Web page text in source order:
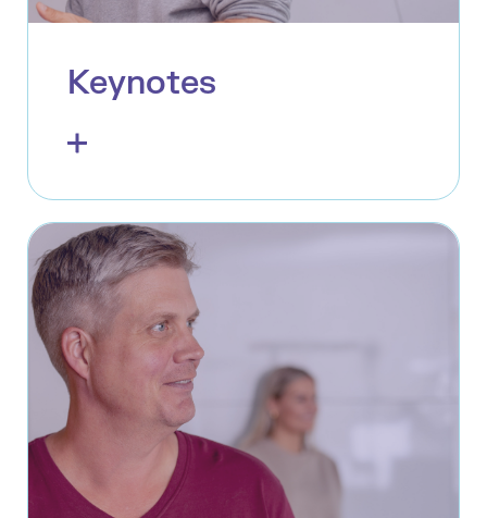
Keynotes